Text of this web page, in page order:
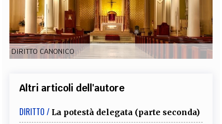
EXTRA
CODICI RUBRICHE LIBRI PROCEEDINGS PUBBLICITÀ CONTATTI
SOCIAL MEDIA
DIRITTO CANONICO
Altri articoli dell'autore
DIRITTO / La potestà delegata (parte seconda)